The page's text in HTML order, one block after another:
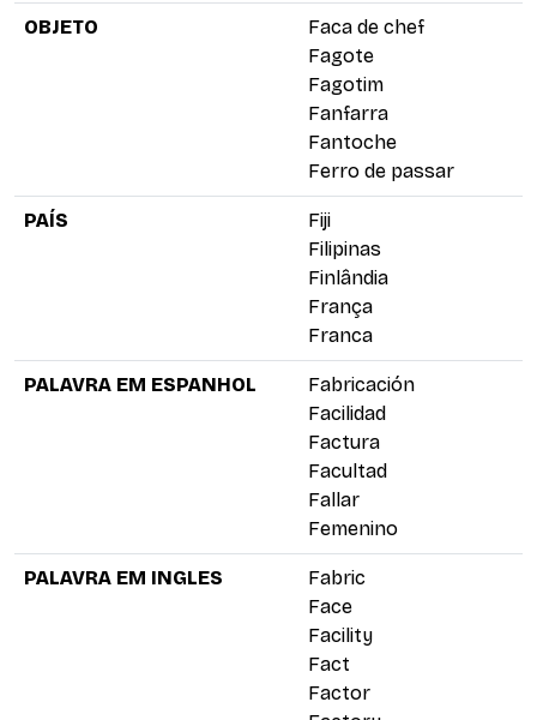
OBJETO
Faca de chef
Fagote
Fagotim
Fanfarra
Fantoche
Ferro de passar
PAÍS
Fiji
Filipinas
Finlândia
França
Franca
PALAVRA EM ESPANHOL
Fabricación
Facilidad
Factura
Facultad
Fallar
Femenino
PALAVRA EM INGLES
Fabric
Face
Facility
Fact
Factor